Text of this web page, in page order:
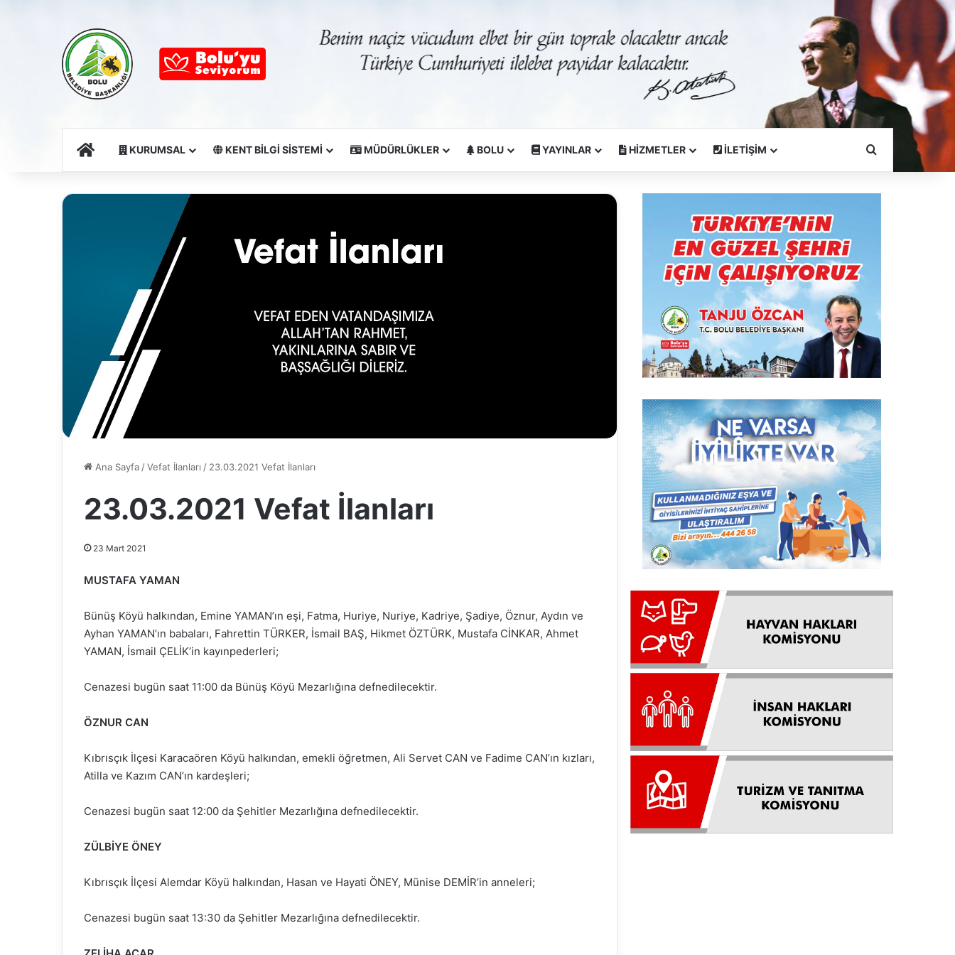
Ana SayfaKURUMSAL KENT BİLGİ SİSTEMİ MÜDÜRLÜKLER BOLU YAYINLAR HİZMETLER İLETİŞİM Arama Yapın
Ana Sayfa/Vefat İlanları / 23.03.2021 Vefat İlanları
23.03.2021 Vefat İlanları
23 Mart 2021
MUSTAFA YAMAN
Bünüş Köyü halkından, Emine YAMAN’ın eşi, Fatma, Huriye, Nuriye, Kadriye, Şadiye, Öznur, Aydın ve
Ayhan YAMAN’ın babaları, Fahrettin TÜRKER, İsmail BAŞ, Hikmet ÖZTÜRK, Mustafa CİNKAR, Ahmet
YAMAN, İsmail ÇELİK’in kayınpederleri;
Cenazesi bugün saat 11:00 da Bünüş Köyü Mezarlığına defnedilecektir.
ÖZNUR CAN
Kıbrısçık İlçesi Karacaören Köyü halkından, emekli öğretmen, Ali Servet CAN ve Fadime CAN’ın kızları,
Atilla ve Kazım CAN’ın kardeşleri;
Cenazesi bugün saat 12:00 da Şehitler Mezarlığına defnedilecektir.
ZÜLBİYE ÖNEY
Kıbrısçık İlçesi Alemdar Köyü halkından, Hasan ve Hayati ÖNEY, Münise DEMİR’in anneleri;
Cenazesi bugün saat 13:30 da Şehitler Mezarlığına defnedilecektir.